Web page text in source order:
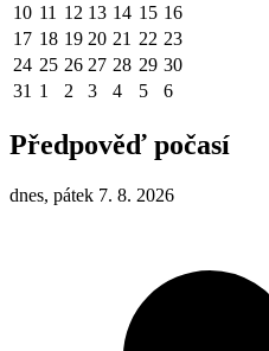
10 11 12 13 14 15 16
17 18 19 20 21 22 23
24 25 26 27 28 29 30
31 1 2 3 4 5 6
Předpověď počasí
dnes, pátek 7. 8. 2026